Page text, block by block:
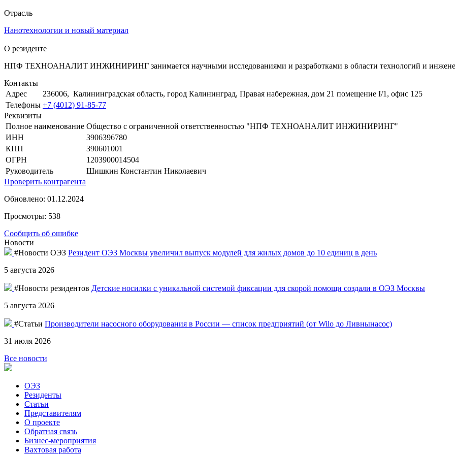
Отрасль
Нанотехнологии и новый материал
О резиденте
НПФ ТЕХНОАНАЛИТ ИНЖИНИРИНГ занимается научными исследованиями и разработками в области технологий и
Контакты
Адрес
236006, Калининградская область, город Калининград, Правая набережная, дом 21 помещение I/1, офис 125
Телефоны +7 (4012) 91-85-77
Реквизиты
Полное наименование Общество с ограниченной ответственностью "НПФ ТЕХНОАНАЛИТ ИНЖИНИРИНГ"
ИНН
3906396780
КПП
390601001
ОГРН
1203900014504
Руководитель
Шишкин Константин Николаевич
Проверить контрагента
Обновлено: 01.12.2024
Просмотры: 538
Сообщить об ошибке
Новости
#Новости ОЭЗ Резидент ОЭЗ Москвы увеличил выпуск модулей для жилых домов до 10 единиц в день
5 августа 2026
#Новости резидентов Детские носилки с уникальной системой фиксации для скорой помощи создали в ОЭЗ Москвы
5 августа 2026
#Статьи Производители насосного оборудования в России — список предприятий (от Wilo до Ливнынасос)
31 июля 2026
Все новости
ОЭЗ
Резиденты
Статьи
Представителям
О проекте
Обратная связь
Бизнес-мероприятия
Вахтовая работа